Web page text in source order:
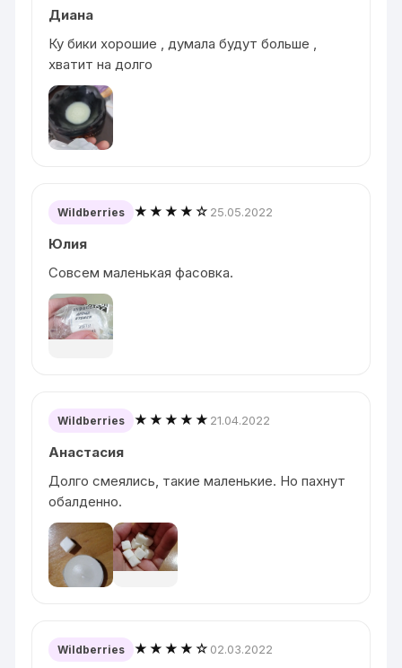
Диана
Ку бики хорошие , думала будут больше ,
хватит на долго
Wildberries ★★★★☆ 25.05.2022
Юлия
Совсем маленькая фасовка.
Wildberries ★★★★★ 21.04.2022
Анастасия
Долго смеялись, такие маленькие. Но пахнут
обалденно.
Wildberries ★★★★☆ 02.03.2022